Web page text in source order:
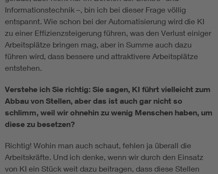
Informationstechnik –, bin ich bei dieser Frage völlig
entspannt. Wie schon bei der Automatisierung wird die KI
zu einer Effizienzsteigerung führen, was den Verlust einiger
Arbeitsplätze bringen mag, aber in Summe auch dazu
führen wird, dass bessere und attraktivere Arbeitsplätze
entstehen.
Verstehe ich Sie richtig: Sie sagen, KI führt vielleicht zum
Abbau von Stellen, aber das ist auch gar nicht so
schlimm, weil wir ohnehin zu wenig Menschen haben, um
diese zu besetzen?
Richtig! Wohin man auch schaut, fehlen ja überall die
Arbeitskräfte. Und ich denke, wenn wir durch den Einsatz
von KI ein Stück weit dazu beitragen, dass diese Stellen